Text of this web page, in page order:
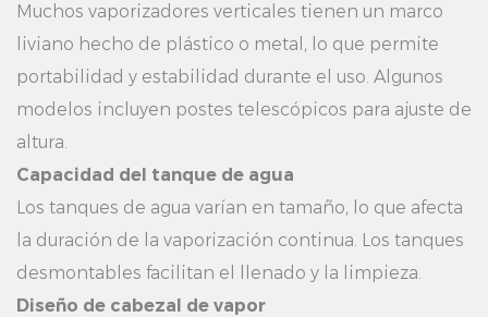
Muchos vaporizadores verticales tienen un marco
liviano hecho de plástico o metal, lo que permite
portabilidad y estabilidad durante el uso. Algunos
modelos incluyen postes telescópicos para ajuste de
altura.
Capacidad del tanque de agua
Los tanques de agua varían en tamaño, lo que afecta
la duración de la vaporización continua. Los tanques
desmontables facilitan el llenado y la limpieza.
Diseño de cabezal de vapor